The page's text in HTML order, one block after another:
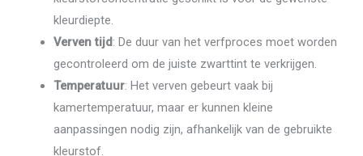
kleurdiepte.
Verven tijd: De duur van het verfproces moet worden
gecontroleerd om de juiste zwarttint te verkrijgen.
Temperatuur: Het verven gebeurt vaak bij
kamertemperatuur, maar er kunnen kleine
aanpassingen nodig zijn, afhankelijk van de gebruikte
kleurstof.